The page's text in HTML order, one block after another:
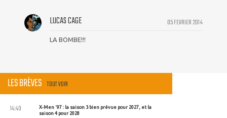
05 FEVRIER 2014
LUCAS CAGE
LA BOMBE!!!
LES BRÈVES TOUT VOIR
X-Men '97 : la saison 3 bien prévue pour 2027, et la
saison 4 pour 2028
14:40